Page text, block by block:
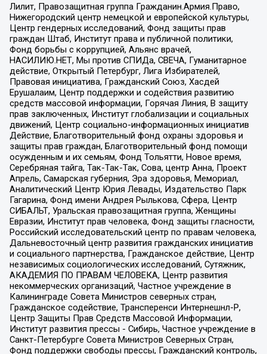
Лилит, Правозащитная группа Гражданин.Армия.Право,
Нижегородский центр немецкой и европейской культуры,
Центр гендерных исследований, Фонд защиты прав
граждан Штаб, Институт права и публичной политики,
Фонд борьбы с коррупцией, Альянс врачей,
НАСИЛИЮ.НЕТ, Мы против СПИДа, СВЕЧА, Гуманитарное
действие, Открытый Петербург, Лига Избирателей,
Правовая инициатива, Гражданский Союз, Хасдей
Ерушалаим, Центр поддержки и содействия развитию
средств массовой информации, Горячая Линия, В защиту
прав заключенных, Институт глобализации и социальных
движений, Центр социально-информационных инициатив
Действие, Благотворительный фонд охраны здоровья и
защиты прав граждан, Благотворительный фонд помощи
осужденным и их семьям, Фонд Тольятти, Новое время,
Серебряная тайга, Так-Так-Так, Сова, центр Анна, Проект
Апрель, Самарская губерния, Эра здоровья, Мемориал,
Аналитический Центр Юрия Левады, Издательство Парк
Гагарина, Фонд имени Андрея Рылькова, Сфера, Центр
СИБАЛЬТ, Уральская правозащитная группа, Женщины
Евразии, Институт прав человека, Фонд защиты гласности,
Российский исследовательский центр по правам человека,
Дальневосточный центр развития гражданских инициатив
и социального партнерства, Гражданское действие, Центр
независимых социологических исследований, Сутяжник,
АКАДЕМИЯ ПО ПРАВАМ ЧЕЛОВЕКА, Центр развития
некоммерческих организаций, Частное учреждение в
Калининграде Совета Министров северных стран,
Гражданское содействие, Трансперенси Интернешнл-Р,
Центр Защиты Прав Средств Массовой Информации,
Институт развития прессы - Сибирь, Частное учреждение в
Санкт-Петербурге Совета Министров Северных Стран,
Фонд поддержки свободы прессы, Гражданский контроль,